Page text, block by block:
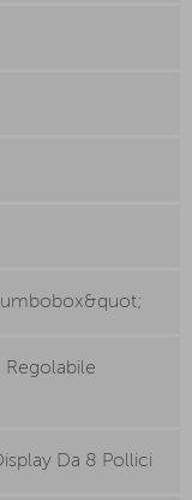
Regolabile
Da 8 Pollici